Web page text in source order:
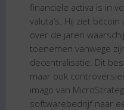
financiele activa is in
valuta’s. Hij ziet
over de jaren
toenemen vanwege
decentralisatie. Dit
maar ook
imago van
softwarebedrijf naar